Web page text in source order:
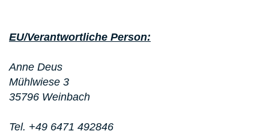
EU/Verantwortliche Person:
Anne Deus
Mühlwiese 3
35796 Weinbach
Tel. +49 6471 492846